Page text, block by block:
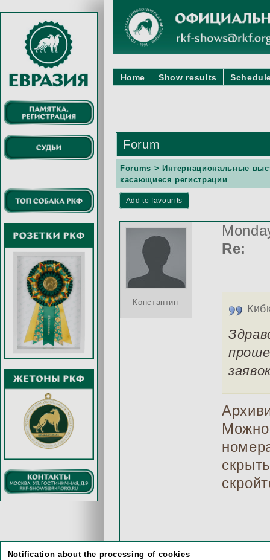
Home Show results
Forum
Forums > Интернациональные
касающиеся регистрации
Add to favourits
Константин
Re:
Можно
Notification about the processing of cookies